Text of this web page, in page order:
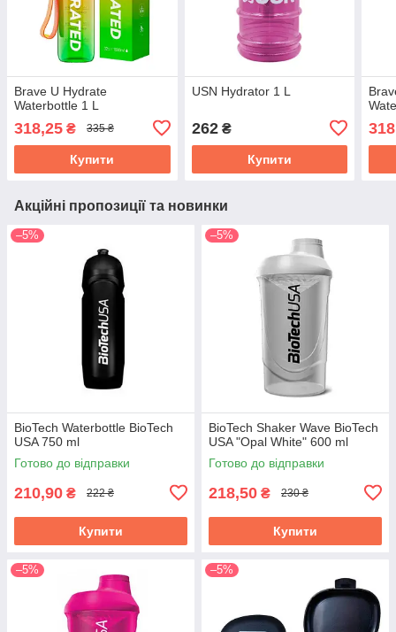
Brave U Hydrate
Waterbottle 1 L
318,25 ₴ 335 ₴
Купити
USN Hydrator 1 L
262₴
Купити
Акційні пропозиції та новинки
–5%
BioTech Waterbottle BioTech
USA 750 ml
Готово до відправки
210,90 ₴ 222 ₴
Купити
–5%
BioTech Shaker Wave BioTech
USA "Opal White" 600 ml
Готово до відправки
218,50 ₴ 230 ₴
Купити
–5% –5%